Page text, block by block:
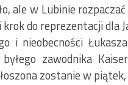
ale w Lubinie
do reprezentacji dla
i nieobecności
byłego zawodnika
zostanie w